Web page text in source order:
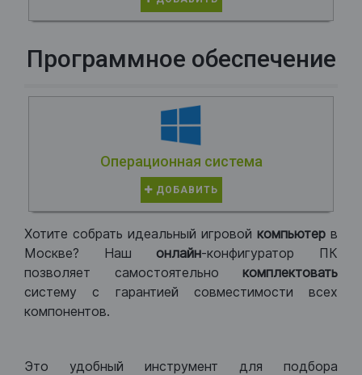
Программное обеспечение
Операционная система
ДОБАВИТЬ
Хотите собрать идеальный игровой компьютер в
Москве? Нашонлайн-конфигуратор ПК
позволяет самостоятельно комплектовать
систему с гарантией совместимости всех
компонентов.
Это удобный инструмент для подбора